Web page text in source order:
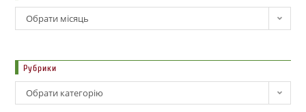
Обрати місяць
Рубрики
Обрати категорію